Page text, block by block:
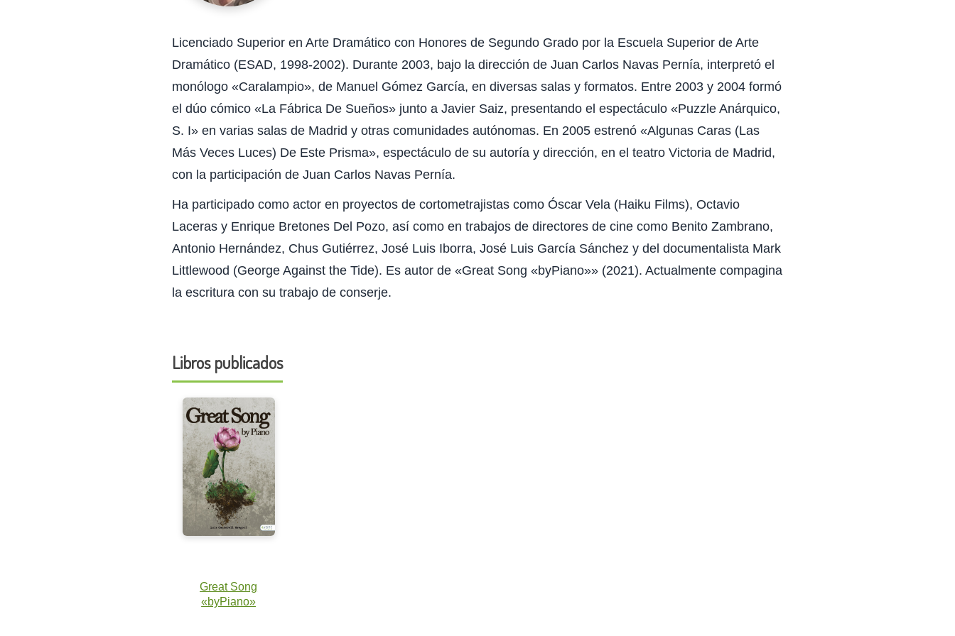
Licenciado Superior en Arte Dramático con Honores de Segundo Grado por la Escuela Superior de Arte
Dramático (ESAD, 1998-2002). Durante 2003, bajo la dirección de Juan Carlos Navas Pernía, interpretó el
monólogo «Caralampio», de Manuel Gómez García, en diversas salas y formatos. Entre 2003 y 2004 formó
el dúo cómico «La Fábrica De Sueños» junto a Javier Saiz, presentando el espectáculo «Puzzle Anárquico,
S. I» en varias salas de Madrid y otras comunidades autónomas. En 2005 estrenó «Algunas Caras (Las
Más Veces Luces) De Este Prisma», espectáculo de su autoría y dirección, en el teatro Victoria de Madrid,
con la participación de Juan Carlos Navas Pernía.
Ha participado como actor en proyectos de cortometrajistas como Óscar Vela (Haiku Films), Octavio
Laceras y Enrique Bretones Del Pozo, así como en trabajos de directores de cine como Benito Zambrano,
Antonio Hernández, Chus Gutiérrez, José Luis Iborra, José Luis García Sánchez y del documentalista Mark
Littlewood (George Against the Tide). Es autor de «Great Song «byPiano»» (2021). Actualmente compagina
la escritura con su trabajo de conserje.
Libros publicados
Great Song
«byPiano»